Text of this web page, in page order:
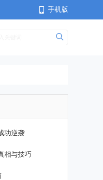
手机版
功逆袭
相与技巧